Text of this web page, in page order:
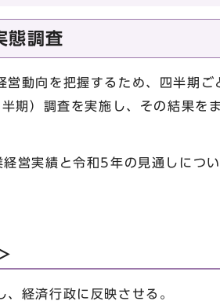
態調査
動向を把握するため、四半期ご
）調査を実施し、その結果を
営実績と令和5年の見通しにつ
経済行政に反映させる。